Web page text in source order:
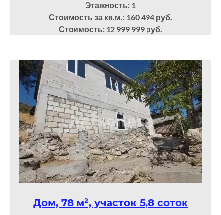
Этажность: 1
Стоимость за кв.м.: 160 494 руб.
Стоимость: 12 999 999 руб.
Дом, 78 м², участок 5,8 соток